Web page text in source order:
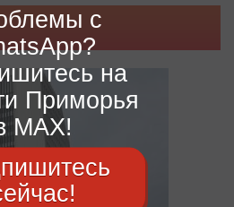
с
на
Приморья
MAX!